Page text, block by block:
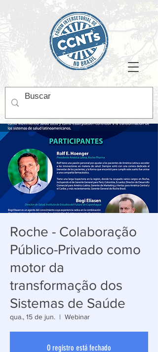
Roche - Colaboração
Público-Privado como
motor da
transformação dos
Sistemas de Saúde
qua., 15 de jun.
  |
Webinar
O registro está fechado